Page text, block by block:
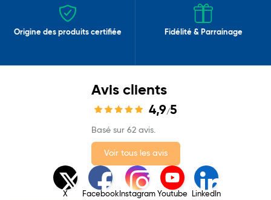
Origine des produits certifiée Fidélité & Parrainage
Avis clients
4,9/5
Basé sur 62 avis.
Voir tous les avis
X Facebook Instagram Youtube LinkedIn